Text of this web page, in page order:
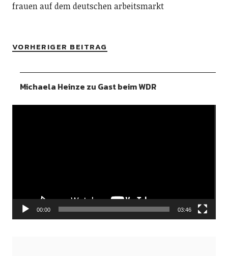
frauen auf dem deutschen arbeitsmarkt
VORHERIGER BEITRAG
Michaela Heinze zu Gast beim WDR
00:00 03:46